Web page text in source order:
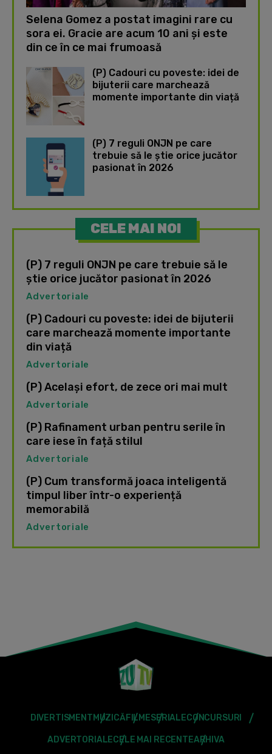
Selena Gomez a postat imagini rare cu
sora ei. Gracie are acum 10 ani și este
din ce în ce mai frumoasă
(P) Cadouri cu poveste: idei de
bijuterii care marchează
momente importante din viață
(P) 7 reguli ONJN pe care
trebuie să le știe orice jucător
pasionat în 2026
CELE MAI NOI
(P) 7 reguli ONJN pe care trebuie să le
știe orice jucător pasionat în 2026
Advertoriale
(P) Cadouri cu poveste: idei de bijuterii
care marchează momente importante
din viață
Advertoriale
(P) Același efort, de zece ori mai mult
Advertoriale
(P) Rafinament urban pentru serile în
care iese în față stilul
Advertoriale
(P) Cum transformă joaca inteligentă
timpul liber într-o experiență
memorabilă
Advertoriale
DIVERTISMENT MUZICĂFILMESERIALECONCURSURI
ADVERTORIALECELE MAI RECENTEARHIVA